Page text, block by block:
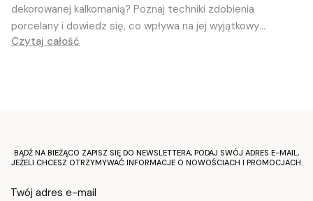
dekorowanej kalkomanią? Poznaj techniki zdobienia
porcelany i dowiedz się, co wpływa na jej wyjątkowy
charakter
Czytaj całość
BĄDŹ NA BIEŻĄCO ZAPISZ SIĘ DO NEWSLETTERA, PODAJ SWÓJ ADRES E-MAIL,
JEŻELI CHCESZ OTRZYMYWAĆ INFORMACJE O NOWOŚCIACH I PROMOCJACH.
Twój adres e-mail